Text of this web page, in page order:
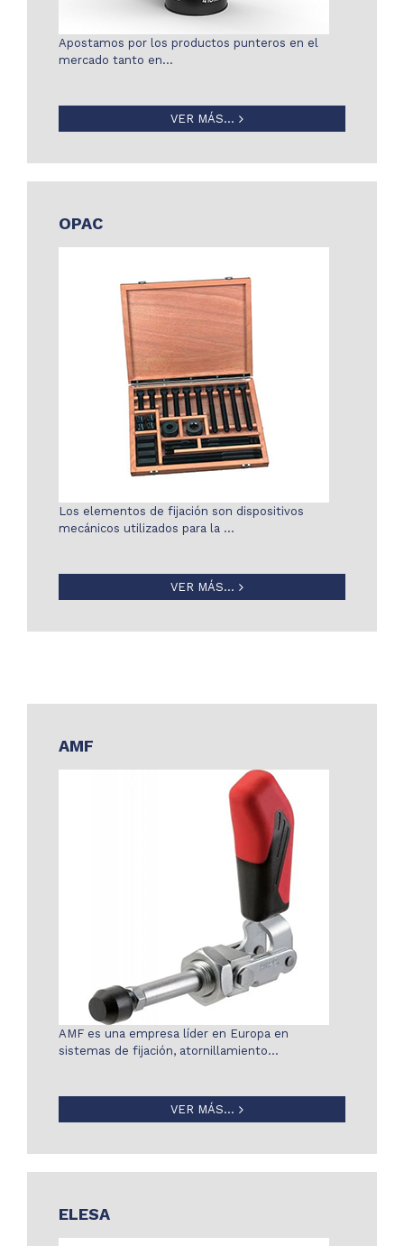
Apostamos por los productos punteros en el
mercado tanto en…
VER MÁS...
OPAC
Los elementos de fijación son dispositivos
mecánicos utilizados para la …
VER MÁS...
AMF
AMF es una empresa líder en Europa en
sistemas de fijación, atornillamiento…
VER MÁS...
ELESA